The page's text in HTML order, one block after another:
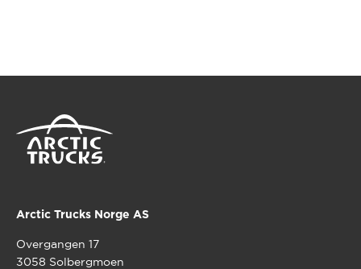
Arctic Trucks Norge AS
Overgangen 17
3058 Solbergmoen